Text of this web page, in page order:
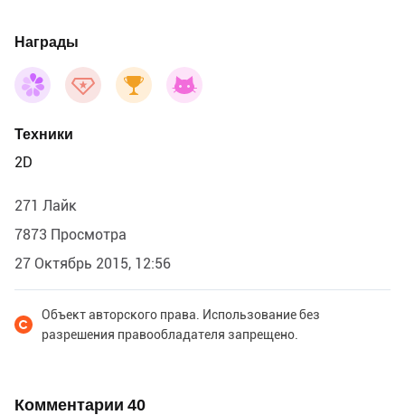
Награды
Техники
2D
271 Лайк
7873 Просмотра
27 Октябрь 2015, 12:56
Объект авторского права. Использование без
разрешения правообладателя запрещено.
Комментарии 40